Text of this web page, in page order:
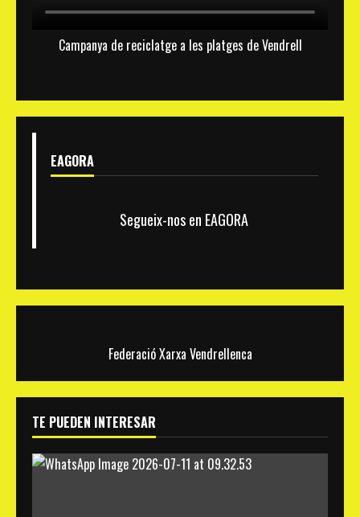
a
la
urbanització
Campanya de reciclatge a les platges de Vendrell
EAGORA
Segueix-nos en EAGORA
Federació Xarxa Vendrellenca
TE PUEDEN INTERESAR